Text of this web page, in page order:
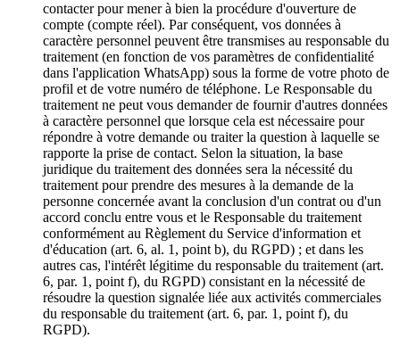
contacter pour mener à bien la procédure d'ouverture de
compte (compte réel). Par conséquent, vos données à
caractère personnel peuvent être transmises au responsable du
traitement (en fonction de vos paramètres de confidentialité
dans l'application WhatsApp) sous la forme de votre photo de
profil et de votre numéro de téléphone. Le Responsable du
traitement ne peut vous demander de fournir d'autres données
à caractère personnel que lorsque cela est nécessaire pour
répondre à votre demande ou traiter la question à laquelle se
rapporte la prise de contact. Selon la situation, la base
juridique du traitement des données sera la nécessité du
traitement pour prendre des mesures à la demande de la
personne concernée avant la conclusion d'un contrat ou d'un
accord conclu entre vous et le Responsable du traitement
conformément au Règlement du Service d'information et
d'éducation (art. 6, al. 1, point b), du RGPD) ; et dans les
autres cas, l'intérêt légitime du responsable du traitement (art.
6, par. 1, point f), du RGPD) consistant en la nécessité de
résoudre la question signalée liée aux activités commerciales
du responsable du traitement (art. 6, par. 1, point f), du
RGPD).